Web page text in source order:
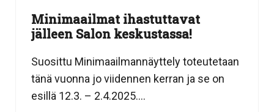
Minimaailmat ihastuttavat
jälleen Salon keskustassa!
Suosittu Minimaailmannäyttely toteutetaan
tänä vuonna jo viidennen kerran ja se on
esillä 12.3. – 2.4.2025....